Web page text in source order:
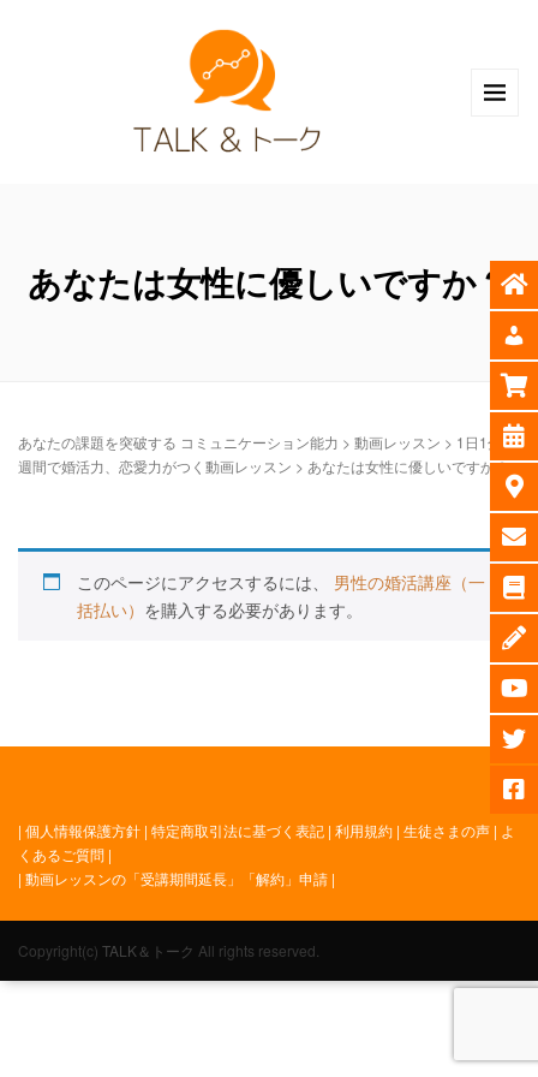
あなたは女性に優しいですか？
あなたの課題を突破する コミュニケーション能力 > 動画レッスン > 1日1分 8
週間で婚活力、恋愛力がつく動画レッスン > あなたは女性に優しいですか？
このページにアクセスするには、 男性の婚活講座（一
括払い） を購入する必要があります。
| 個人情報保護方針 | 特定商取引法に基づく表記 | 利用規約 | 生徒さまの声 | よ
くあるご質問 |
| 動画レッスンの「受講期間延長」「解約」申請 |
Copyright(c) TALK＆トーク All rights reserved.